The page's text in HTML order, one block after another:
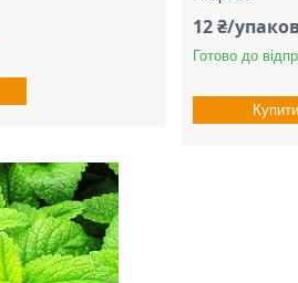
12 ₴/
Готово до
Купити